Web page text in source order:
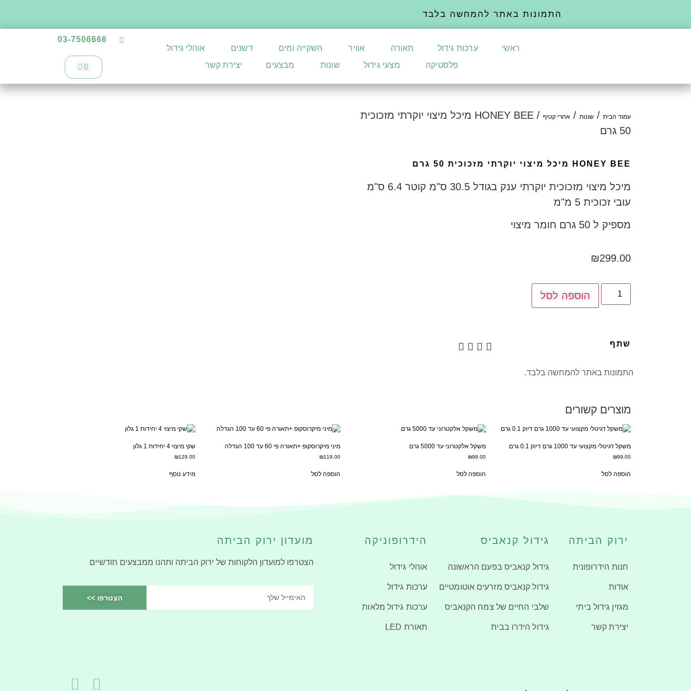
התמונות באתר להמחשה בלבד
ראשי ערכות גידול תאורה אוויר השקייה ומים דשנים
אוהלי גידול
פלסטיקה
מצעי גידול שונות מבצעים יצירת קשר
03-7506666
0
עמוד הבית / שונות / אחרי קטיף
/ HONEY BEE מיכל מיצוי יוקרתי מזכוכית
50 גרם
HONEY BEE מיכל מיצוי יוקרתי מזכוכית 50 גרם
מיכל מיצוי מזכוכית יוקרתי ענק בגודל 30.5 ס"מ קוטר 6.4 ס"מ
עובי זכוכית 5 מ"מ
מספיק ל 50 גרם חומר מיצוי
₪299.00
הוספה לסל
שתף
התמונות באתר להמחשה בלבד.
מוצרים קשורים
משקל דגיטלי מקצועי עד 1000 גרם דיוק 0.1 גרם
₪99.00
הוספה לסל
משקל אלקטרוני עד 5000 גרם
₪98.00
הוספה לסל
מיני מיקרוסקופ +תאורה פי 60 עד 100 הגדלה
₪119.00
הוספה לסל
שקי מיצוי 4 יחידות 1 גלון
₪129.00
מידע נוסף
ירוק הביתה
חנות הידרופונית
אודות
מגזין גידול ביתי
יצירת קשר
גידול קנאביס
גידול קנאביס בפעם הראשונה
גידול קנאביס מזרעים אוטומטיים
שלבי החיים של צמח הקנאביס
גידול הידרו בבית
הידרופוניקה
אוהלי גידול
ערכות גידול
ערכות גידול מלאות
תאורת LED
מועדון ירוק הביתה
הצטרפו למועדון הלקוחות של ירוק הביתה ותהנו ממבצעים חודשיים
הצטרפו >>